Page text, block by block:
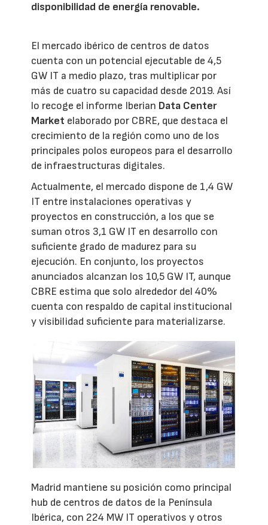
disponibilidad de energía renovable.
El mercado ibérico de centros de datos
cuenta con un potencial ejecutable de 4,5
GW IT a medio plazo, tras multiplicar por
más de cuatro su capacidad desde 2019. Así
lo recoge el informe Iberian Data Center
Market elaborado por CBRE, que destaca el
crecimiento de la región como uno de los
principales polos europeos para el desarrollo
de infraestructuras digitales.
Actualmente, el mercado dispone de 1,4 GW
IT entre instalaciones operativas y
proyectos en construcción, a los que se
suman otros 3,1 GW IT en desarrollo con
suficiente grado de madurez para su
ejecución. En conjunto, los proyectos
anunciados alcanzan los 10,5 GW IT, aunque
CBRE estima que solo alrededor del 40%
cuenta con respaldo de capital institucional
y visibilidad suficiente para materializarse.
Madrid mantiene su posición como principal
hub de centros de datos de la Península
Ibérica, con 224 MW IT operativos y otros